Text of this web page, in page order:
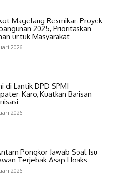
Magelang Resmikan Proyek
2025, Prioritaskan
untuk Masyarakat
2026
di Lantik DPD SPMI
Karo, Kuatkan Barisan
2026
Pongkor Jawab Soal Isu
Terjebak Asap Hoaks
2026